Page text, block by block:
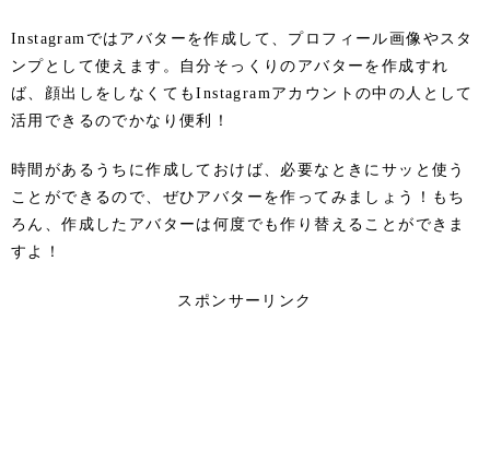
Instagramではアバターを作成して、プロフィール画像やスタ
ンプとして使えます。自分そっくりのアバターを作成すれ
ば、顔出しをしなくてもInstagramアカウントの中の人として
活用できるのでかなり便利！
時間があるうちに作成しておけば、必要なときにサッと使う
ことができるので、ぜひアバターを作ってみましょう！もち
ろん、作成したアバターは何度でも作り替えることができま
すよ！
スポンサーリンク